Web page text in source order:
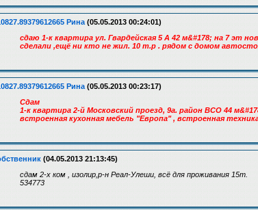
Рина (05.05.2013 00:24:01)
сдаю 1-к квартира ул. Гвардейская 5 А 42 м&#178; на 7
сделали ,ещё ни кто не жил. 10 т.р . рядом с домом
Рина (05.05.2013 00:23:17)
Сдам
1-к квартира 2-й Московский проезд, 9а. район ВСО 44
встроенная кухонная мебель "Европа" , встроенная
(04.05.2013 21:13:45)
сдам 2-х ком , изолир,р-н Реал-Улеши, всё для проживания 15т.
534773